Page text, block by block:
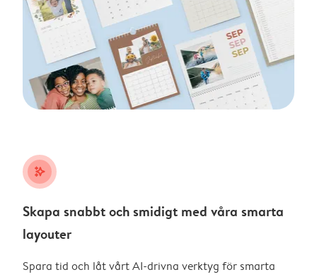
stars_plus
Skapa snabbt och smidigt med våra smarta
layouter
Spara tid och låt vårt AI-drivna verktyg för smarta